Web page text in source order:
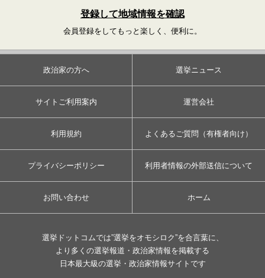
登録して地域情報を確認
会員登録をしてもっと楽しく、便利に。
政治家の方へ 選挙ニュース
サイトご利用案内 運営会社
利用規約 よくあるご質問（有権者向け）
プライバシーポリシー 利用者情報の外部送信について
お問い合わせ ホーム
選挙ドットコムでは”選挙をオモシロク”を合言葉に、
より多くの選挙報道・政治家情報を掲載する
日本最大級の選挙・政治家情報サイトです